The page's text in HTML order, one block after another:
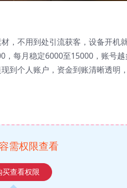
，不用到处引流获客，设备开机
每月稳定6000至15000，账号
到个人账户，资金到账清晰透明
需权限查看
买查看权限